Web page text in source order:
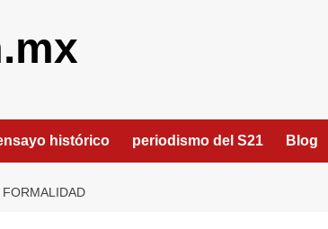
histórico periodismo del S21 Blog
FORMALIDAD